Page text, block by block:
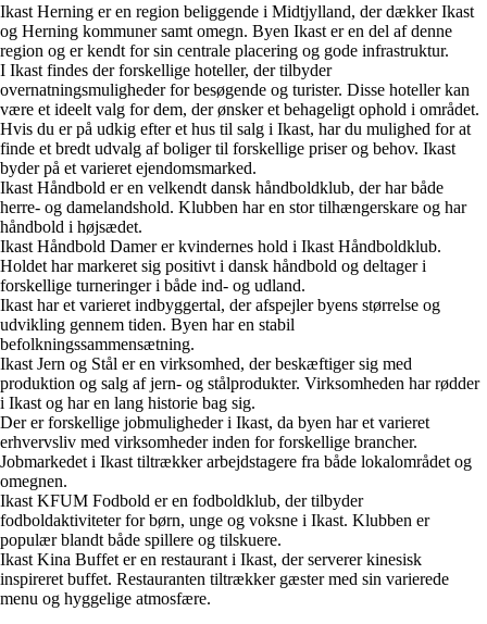
Ikast Herning er en region beliggende i Midtjylland, der dækker Ikast
og Herning kommuner samt omegn. Byen Ikast er en del af denne
region og er kendt for sin centrale placering og gode infrastruktur.
I Ikast findes der forskellige hoteller, der tilbyder
overnatningsmuligheder for besøgende og turister. Disse hoteller kan
være et ideelt valg for dem, der ønsker et behageligt ophold i området.
Hvis du er på udkig efter et hus til salg i Ikast, har du mulighed for at
finde et bredt udvalg af boliger til forskellige priser og behov. Ikast
byder på et varieret ejendomsmarked.
Ikast Håndbold er en velkendt dansk håndboldklub, der har både
herre- og damelandshold. Klubben har en stor tilhængerskare og har
håndbold i højsædet.
Ikast Håndbold Damer er kvindernes hold i Ikast Håndboldklub.
Holdet har markeret sig positivt i dansk håndbold og deltager i
forskellige turneringer i både ind- og udland.
Ikast har et varieret indbyggertal, der afspejler byens størrelse og
udvikling gennem tiden. Byen har en stabil
befolkningssammensætning.
Ikast Jern og Stål er en virksomhed, der beskæftiger sig med
produktion og salg af jern- og stålprodukter. Virksomheden har rødder
i Ikast og har en lang historie bag sig.
Der er forskellige jobmuligheder i Ikast, da byen har et varieret
erhvervsliv med virksomheder inden for forskellige brancher.
Jobmarkedet i Ikast tiltrækker arbejdstagere fra både lokalområdet og
omegnen.
Ikast KFUM Fodbold er en fodboldklub, der tilbyder
fodboldaktiviteter for børn, unge og voksne i Ikast. Klubben er
populær blandt både spillere og tilskuere.
Ikast Kina Buffet er en restaurant i Ikast, der serverer kinesisk
inspireret buffet. Restauranten tiltrækker gæster med sin varierede
menu og hyggelige atmosfære.